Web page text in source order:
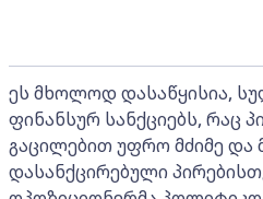
ეს მხოლოდ დასაწყისია,
ფინანსურ სანქციებს, რაც
გაცილებით უფრო მძიმე და
დასანქცირებული